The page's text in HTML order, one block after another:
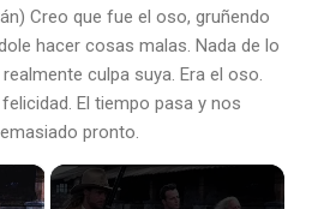
Creo que fue el oso, gruñendo
hacer cosas malas. Nada de lo
culpa suya. Era el oso.
El tiempo pasa y nos
pronto.
×